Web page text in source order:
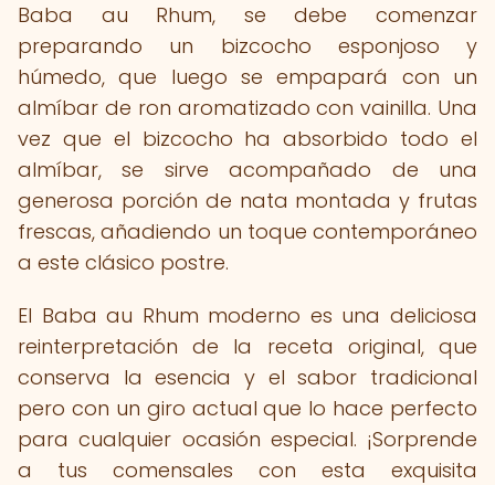
Baba au Rhum, se debe comenzar
preparando un bizcocho esponjoso y
húmedo, que luego se empapará con un
almíbar de ron aromatizado con vainilla. Una
vez que el bizcocho ha absorbido todo el
almíbar, se sirve acompañado de una
generosa porción de nata montada y frutas
frescas, añadiendo un toque contemporáneo
a este clásico postre.
El Baba au Rhum moderno es una deliciosa
reinterpretación de la receta original, que
conserva la esencia y el sabor tradicional
pero con un giro actual que lo hace perfecto
para cualquier ocasión especial. ¡Sorprende
a tus comensales con esta exquisita